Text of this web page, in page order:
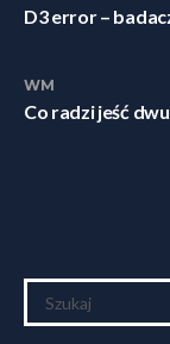
D3 error –
WM
Co radzi jeść